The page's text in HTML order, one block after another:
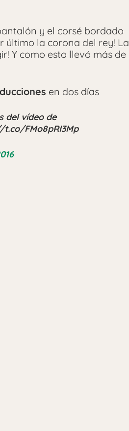
y el corsé bordado
último la corona del rey! La
Y como esto llevó más de
en dos días
del vídeo de
t.co/FMo8pRI3Mp